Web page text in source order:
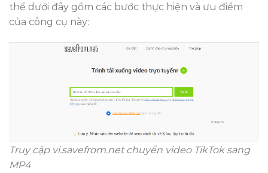
thể dưới đây gồm các bước thực hiện và ưu điểm
của công cụ này:
Truy cập vi.savefrom.net chuyển video TikTok sang
MP4